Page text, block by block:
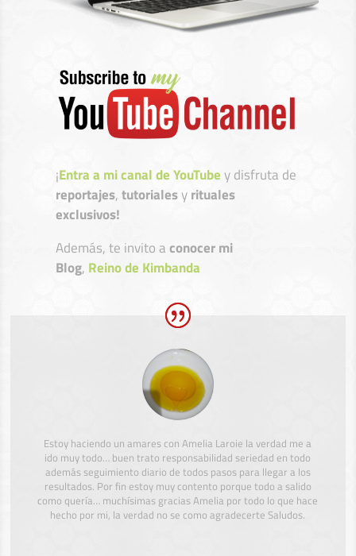
¡Entra a mi canal de YouTubey disfruta de
reportajes,tutorialesyrituales
exclusivos!
Además, te invito aconocer mi
Blog, Reino de Kimbanda
Estoy haciendo un amares con Amelia Laroie la verdad me a
ido muy todo… buen trato responsabilidad seriedad en todo
además seguimiento diario de todos pasos para llegar a los
resultados. Por fin estoy muy contento porque todo a salido
como quería… muchísimas gracias Amelia por todo lo que hace
hecho por mi, la verdad no se como agradecerte Saludos.